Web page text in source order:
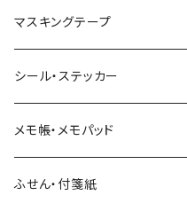
マスキングテープ
ヨハク
和紙
透明クリア
Hutte paper works （プロペラ
ネクタイ
シール・ステッカー
フレークシール
パピアプラッツ（作家もの）
ステッカーシール
メモ帳・メモパッド
ヨハク
ふせん・付箋紙